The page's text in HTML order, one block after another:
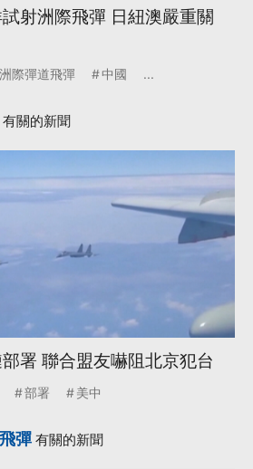
射洲際飛彈 日紐澳嚴重關
洲際彈道飛彈 中國 ...
有關的新聞
署 聯合盟友嚇阻北京犯台
部署 美中
彈 有關的新聞